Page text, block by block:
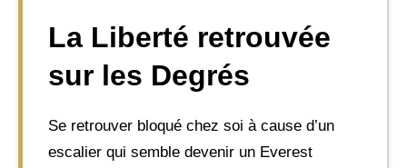
La Liberté retrouvée
sur les Degrés
Se retrouver bloqué chez soi à cause d’un
escalier qui semble devenir un Everest